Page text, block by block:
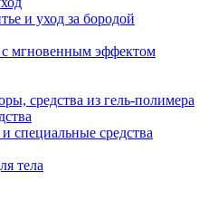
и уход за бородой
мгновенным эффектом
средства из гель-полимера
специальные средства
тела